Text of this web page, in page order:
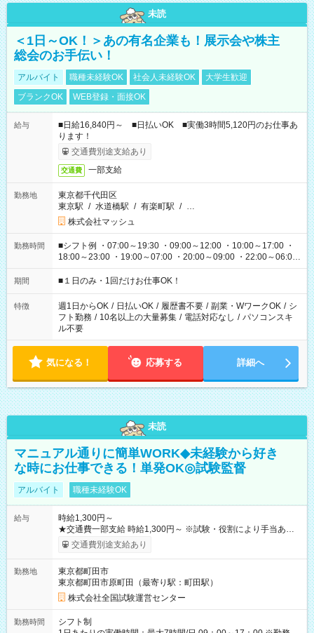
未読
＜1日～OK！＞あの有名企業も！展示会や株主
総会のお手伝い！
アルバイト 職種未経験OK 社会人未経験OK
大学生歓迎
ブランクOK
WEB登録・面接OK
給与
■日給16,840円～ ■日払いOK ■実働3時間5,120円のお仕事あ
ります！
交通費別途支給あり
交通費 一部支給
勤務地
東京都千代田区
東京駅 / 水道橋駅 / 有楽町駅 / …
株式会社マッシュ
勤務時間
■シフト例 ・07:00～19:30 ・09:00～12:00 ・10:00～17:00 ・
18:00～23:00 ・19:00～07:00 ・20:00～09:00 ・22:00～06:00
etc ★最短で3時間で5,120円のお仕事から 15時間で2万円近く稼
げるお仕事も！ ご希望のお時間に合わせてご紹介！ ※シフトは
ください！
期間 ■１日のみ・1回だけお仕事OK！
特徴 週1日からOK / 日払いOK / 履歴書不要 / 副業・WワークOK / シ
フト勤務 / 10名以上の大量募集 / 電話対応なし / パソコンスキ
ル不要
気になる！ 応募する 詳細へ
未読
マニュアル通りに簡単WORK◆未経験から好き
な時にお仕事できる！単発OK◎試験監督
アルバイト 職種未経験OK
給与
時給1,300円～
★交通費一部支給 時給1,300円～ ※試験・役割により手当あり
※勤務回数により昇給あり 【即給（前払い）オプションあ
り！】 希望される場合、勤務から1週間ほどで給与の一部を受け
例】 ・河合塾模擬試験 8:30～17:30（休憩1時間） 時給1,300円
×8時間＝日収10,400円＋交通費 ※当日の役割により時給＋100
円の場合あり ・国家試験 7:00～13:30（休憩なし） 時給1,300
円（役割手当＋100円）×6時間＝日収8,400円＋交通費 【試用期
間】試用期間なし
交通費別途支給あり
勤務地
東京都町田市
東京都町田市原町田（最寄り駅：町田駅）
株式会社全国試験運営センター
勤務時間
シフト制